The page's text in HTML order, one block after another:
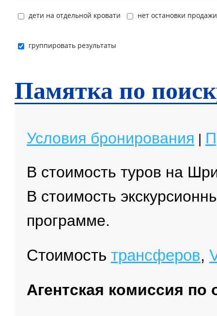
дети на отдельной кровати нет остановки продажи
группировать результаты
Памятка по
Условия бронирования |
В стоимость туров на
В стоимость
программе.
Cтоимость трансферов,
Агентская комиссия по